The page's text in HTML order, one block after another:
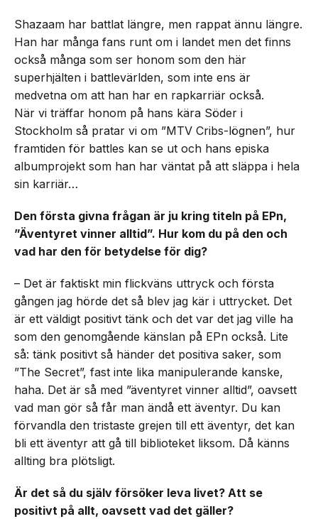
Shazaam har battlat längre, men rappat ännu längre.
Han har många fans runt om i landet men det finns
också många som ser honom som den här
superhjälten i battlevärlden, som inte ens är
medvetna om att han har en rapkarriär också.
När vi träffar honom på hans kära Söder i
Stockholm så pratar vi om ”MTV Cribs-lögnen”, hur
framtiden för battles kan se ut och hans episka
albumprojekt som han har väntat på att släppa i hela
sin karriär…
Den första givna frågan är ju kring titeln på EPn,
”Äventyret vinner alltid”. Hur kom du på den och
vad har den för betydelse för dig?
– Det är faktiskt min flickväns uttryck och första
gången jag hörde det så blev jag kär i uttrycket. Det
är ett väldigt positivt tänk och det var det jag ville ha
som den genomgående känslan på EPn också. Lite
så: tänk positivt så händer det positiva saker, som
”The Secret”, fast inte lika manipulerande kanske,
haha. Det är så med ”äventyret vinner alltid”, oavsett
vad man gör så får man ändå ett äventyr. Du kan
förvandla den tristaste grejen till ett äventyr, det kan
bli ett äventyr att gå till biblioteket liksom. Då känns
allting bra plötsligt.
Är det så du själv försöker leva livet? Att se
positivt på allt, oavsett vad det gäller?